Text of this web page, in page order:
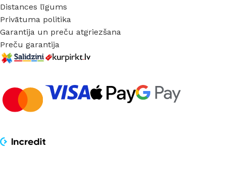
Distances līgums
Privātuma politika
Garantija un preču atgriezšana
Preču garantija